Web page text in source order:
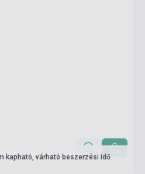
kapható, várható beszerzési idő